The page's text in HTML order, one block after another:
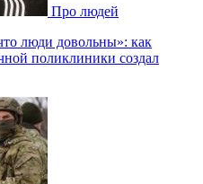
Про людей
люди довольны»: как
поликлиники создал